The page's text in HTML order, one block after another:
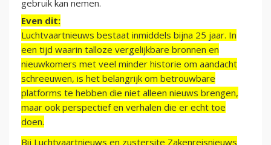
gebruik kan nemen.
Even dit:
Luchtvaartnieuws bestaat inmiddels bijna 25 jaar. In
een tijd waarin talloze vergelijkbare bronnen en
nieuwkomers met veel minder historie om aandacht
schreeuwen, is het belangrijk om betrouwbare
platforms te hebben die niet alleen nieuws brengen,
maar ook perspectief en verhalen die er echt toe
doen.
Bij Luchtvaartnieuws en zustersite Zakenreisnieuws